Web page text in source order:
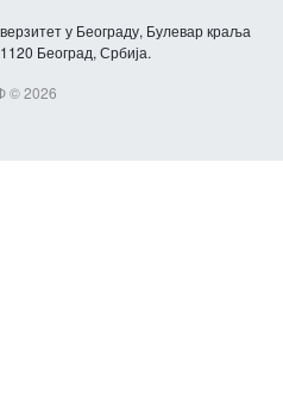
у Београду, Булевар краља
Београд, Србија.
© 2026